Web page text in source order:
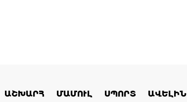
ԱՇԽԱՐՀ ՄԱՄՈՒԼ ՍՊՈՐՏ ԱՎԵԼԻՆ